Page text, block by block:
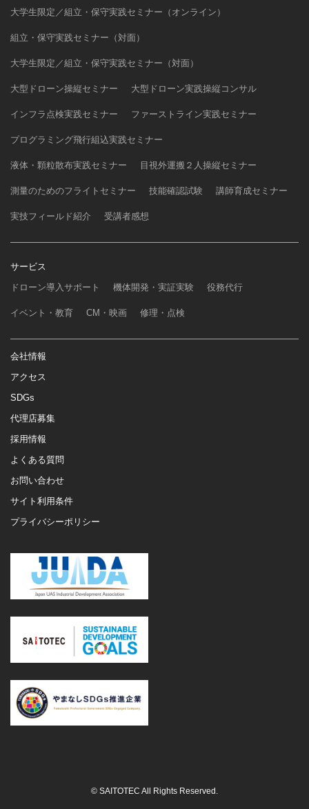
大学生限定／組立・保守実践セミナー（オンライン）
組立・保守実践セミナー（対面）
大学生限定／組立・保守実践セミナー（対面）
大型ドローン操縦セミナー 大型ドローン実践操縦コンサル
インフラ点検実践セミナー ファーストライン実践セミナー
プログラミング飛行組込実践セミナー
液体・顆粒散布実践セミナー 目視外運搬２人操縦セミナー
測量のためのフライトセミナー 技能確認試験 講師育成セミナー
実技フィールド紹介 受講者感想
サービス
ドローン導入サポート
機体開発・実証実験 役務代行
イベント・教育 CM・映画 修理・点検
会社情報
アクセス
SDGs
代理店募集
採用情報
よくある質問
お問い合わせ
サイト利用条件
プライバシーポリシー
© SAITOTEC All Rights Reserved.